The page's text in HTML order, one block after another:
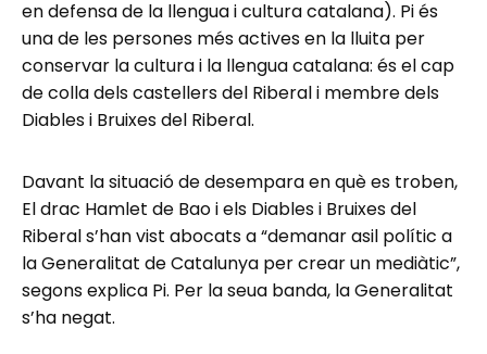
en defensa de la llengua i cultura catalana). Pi és
una de les persones més actives en la lluita per
conservar la cultura i la llengua catalana: és el cap
de colla dels castellers del Riberal i membre dels
Diables i Bruixes del Riberal.
Davant la situació de desempara en què es troben,
El drac Hamlet de Bao i els Diables i Bruixes del
Riberal s’han vist abocats a “demanar asil polític a
la Generalitat de Catalunya per crear un mediàtic”,
segons explica Pi. Per la seua banda, la Generalitat
s’ha negat.